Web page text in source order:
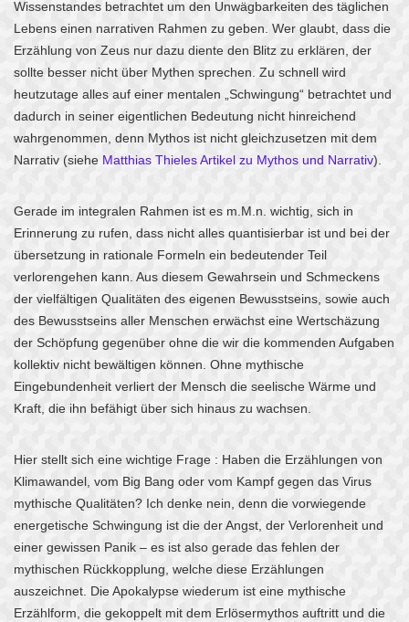
Wissenstandes betrachtet um den Unwägbarkeiten des täglichen
Lebens einen narrativen Rahmen zu geben. Wer glaubt, dass die
Erzählung von Zeus nur dazu diente den Blitz zu erklären, der
sollte besser nicht über Mythen sprechen. Zu schnell wird
heutzutage alles auf einer mentalen „Schwingung“ betrachtet und
dadurch in seiner eigentlichen Bedeutung nicht hinreichend
wahrgenommen, denn Mythos ist nicht gleichzusetzen mit dem
Narrativ (siehe Matthias Thieles Artikel zu Mythos und Narrativ).
Gerade im integralen Rahmen ist es m.M.n. wichtig, sich in
Erinnerung zu rufen, dass nicht alles quantisierbar ist und bei der
übersetzung in rationale Formeln ein bedeutender Teil
verlorengehen kann. Aus diesem Gewahrsein und Schmeckens
der vielfältigen Qualitäten des eigenen Bewusstseins, sowie auch
des Bewusstseins aller Menschen erwächst eine Wertschäzung
der Schöpfung gegenüber ohne die wir die kommenden Aufgaben
kollektiv nicht bewältigen können. Ohne mythische
Eingebundenheit verliert der Mensch die seelische Wärme und
Kraft, die ihn befähigt über sich hinaus zu wachsen.
Hier stellt sich eine wichtige Frage : Haben die Erzählungen von
Klimawandel, vom Big Bang oder vom Kampf gegen das Virus
mythische Qualitäten? Ich denke nein, denn die vorwiegende
energetische Schwingung ist die der Angst, der Verlorenheit und
einer gewissen Panik – es ist also gerade das fehlen der
mythischen Rückkopplung, welche diese Erzählungen
auszeichnet. Die Apokalypse wiederum ist eine mythische
Erzählform, die gekoppelt mit dem Erlösermythos auftritt und die